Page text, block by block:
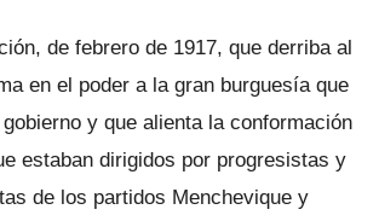
de febrero de 1917, que derriba al
en el poder a la gran burguesía que
y que alienta la conformación
estaban dirigidos por progresistas y
de los partidos Menchevique y